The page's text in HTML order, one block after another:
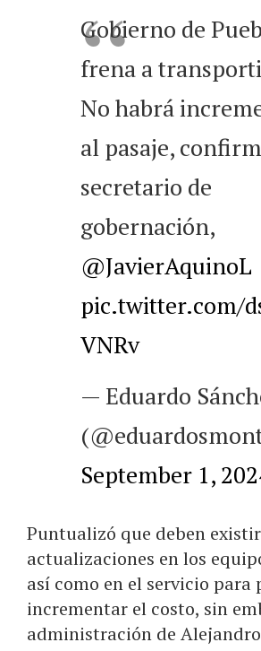
Gobierno de
frena a
No habrá
al pasaje,
secretario de
gobernación,
@JavierAquinoL
pic.twitter.com/
VNRv
— Eduardo
September 1,
Puntualizó que deben existir
actualizaciones en los
así como en el servicio para
incrementar el costo, sin
administración de